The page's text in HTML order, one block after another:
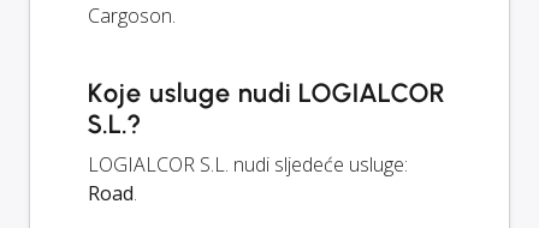
Cargoson.
Koje usluge nudi LOGIALCOR
S.L.?
LOGIALCOR S.L. nudi sljedeće usluge:
Road.